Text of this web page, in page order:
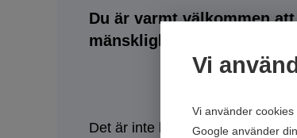
Vi
Vi använder
Google använder
Du är varmt välkommen
mänskligheten. Våra
Det är inte lätt att veta vad för